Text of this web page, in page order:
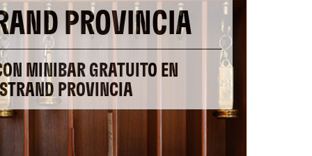
PROVINCIA
MINIBAR GRATUITO EN
PROVINCIA